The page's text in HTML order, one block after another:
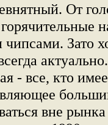
От
Зато
- все, кто
вне